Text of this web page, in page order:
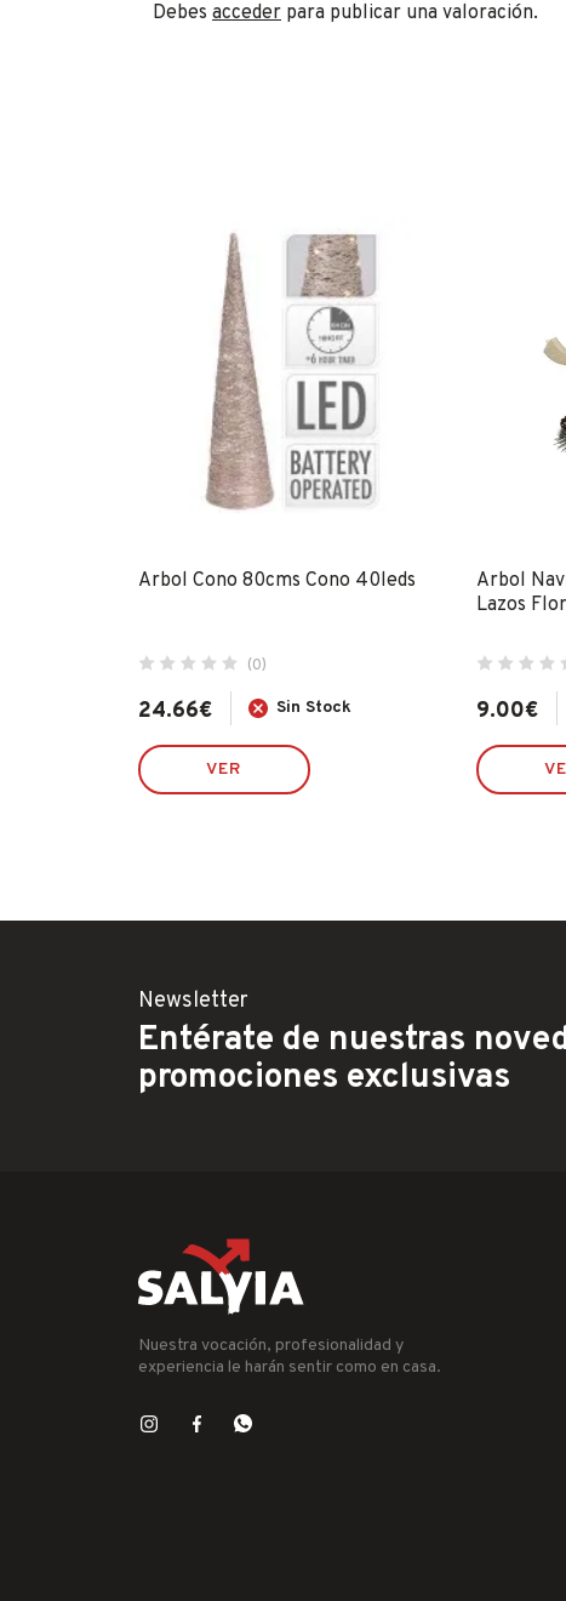
Debes acceder para publicar una valoración.
Arbol Cono 80cms Cono 40leds
(0)
24.66€ Sin Stock
VER
Arbol
Lazos
9.00€
Newsletter
Entérate de nuestras
promociones exclusivas
Nuestra vocación, profesionalidad y
experiencia le harán sentir como en casa.